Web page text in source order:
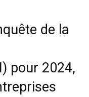
de la
pour 2024,